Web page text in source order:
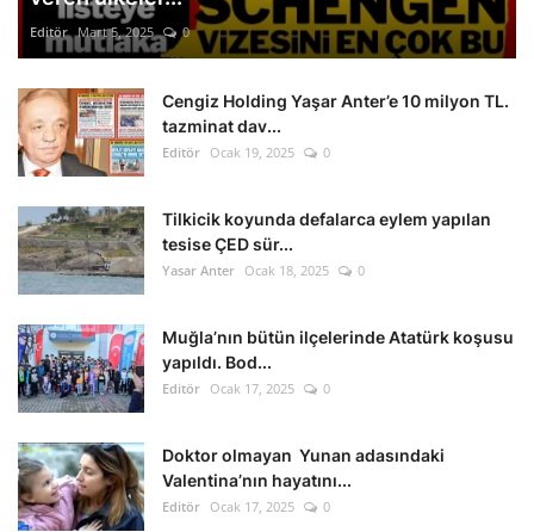
Editör Mart 5, 2025 0
Cengiz Holding Yaşar Anter’e 10 milyon TL.
tazminat dav...
Editör Ocak 19, 2025 0
Tilkicik koyunda defalarca eylem yapılan
tesise ÇED sür...
Yasar Anter Ocak 18, 2025 0
Muğla’nın bütün ilçelerinde Atatürk koşusu
yapıldı. Bod...
Editör Ocak 17, 2025 0
Doktor olmayan Yunan adasındaki
Valentina’nın hayatını...
Editör Ocak 17, 2025 0